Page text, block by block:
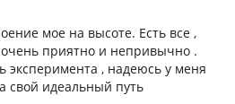
мое на высоте. Есть все ,
очень приятно и непривычно .
эксперимента , надеюсь у меня
свой идеальный путь